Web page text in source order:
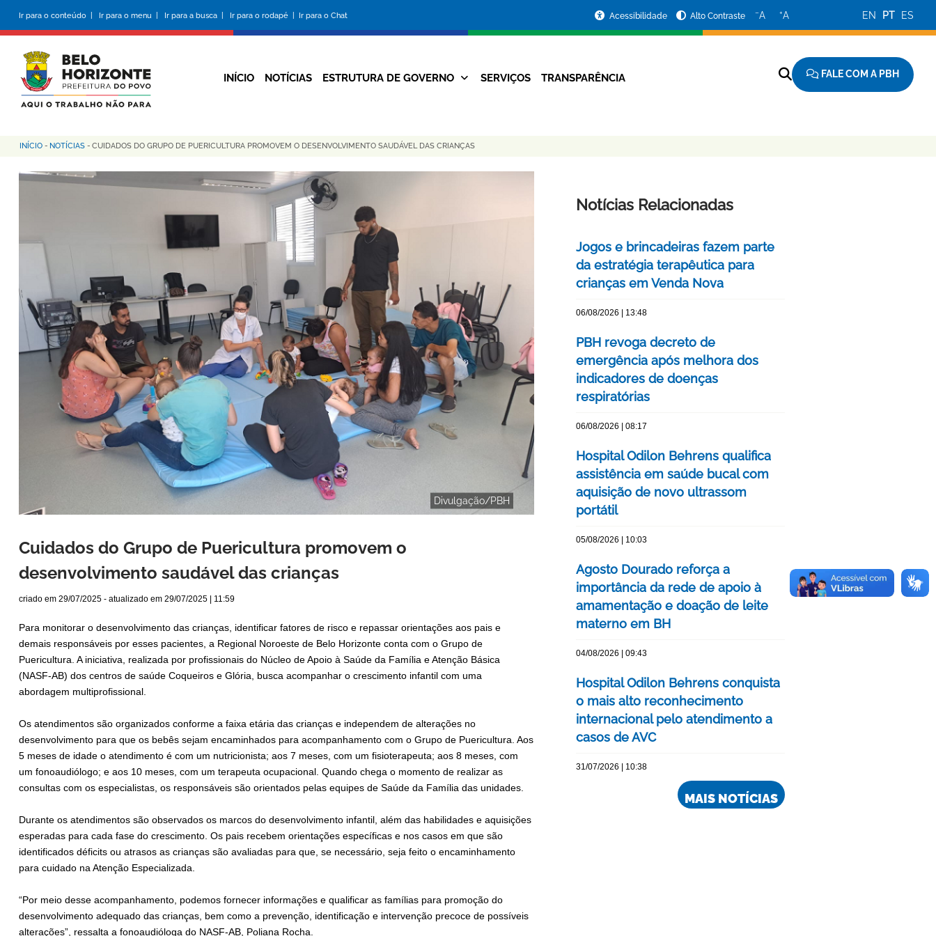
conteúdo
principal
Ir para o conteúdo | Ir para o menu | Ir para a busca | Ir para o rodapé | Ir para o Chat
da
Prefeitura
Acessibilidade Alto Contraste −A +A EN PT ES
Navegação
INÍCIO NOTÍCIAS ESTRUTURA DE GOVERNO SERVIÇOS TRANSPARÊNCIA FALE COM A PBH
Trilha
de
INÍCIO - NOTÍCIAS - CUIDADOS DO GRUPO DE PUERICULTURA PROMOVEM O DESENVOLVIMENTO SAUDÁVEL DAS CRIANÇAS
Divulgação/PBH
Cuidados do Grupo de Puericultura promovem o
desenvolvimento saudável das crianças
criado em 29/07/2025 - atualizado em 29/07/2025 | 11:59
Para monitorar o desenvolvimento das crianças, identificar fatores de risco e repassar orientações aos pais e
demais responsáveis por esses pacientes, a Regional Noroeste de Belo Horizonte conta com o Grupo de
Puericultura. A iniciativa, realizada por profissionais do Núcleo de Apoio à Saúde da Família e Atenção Básica
(NASF-AB) dos centros de saúde Coqueiros e Glória, busca acompanhar o crescimento infantil com uma
abordagem multiprofissional.
Os atendimentos são organizados conforme a faixa etária das crianças e independem de alterações no
desenvolvimento para que os bebês sejam encaminhados para acompanhamento com o Grupo de Puericultura. Aos
5 meses de idade o atendimento é com um nutricionista; aos 7 meses, com um fisioterapeuta; aos 8 meses, com
um fonoaudiólogo; e aos 10 meses, com um terapeuta ocupacional. Quando chega o momento de realizar as
consultas com os especialistas, os responsáveis são orientados pelas equipes de Saúde da Família das unidades.
Durante os atendimentos são observados os marcos do desenvolvimento infantil, além das habilidades e aquisições
esperadas para cada fase do crescimento. Os pais recebem orientações específicas e nos casos em que são
identificados déficits ou atrasos as crianças são avaliadas para que, se necessário, seja feito o encaminhamento
para cuidado na Atenção Especializada.
“Por meio desse acompanhamento, podemos fornecer informações e qualificar as famílias para promoção do
desenvolvimento adequado das crianças, bem como a prevenção, identificação e intervenção precoce de possíveis
alterações”, ressalta a fonoaudióloga do NASF-AB, Poliana Rocha.
Notícias Relacionadas
Jogos e brincadeiras fazem parte
da estratégia terapêutica para
crianças em Venda Nova
06/08/2026 | 13:48
PBH revoga decreto de
emergência após melhora dos
indicadores de doenças
respiratórias
06/08/2026 | 08:17
Hospital Odilon Behrens qualifica
assistência em saúde bucal com
aquisição de novo ultrassom
portátil
05/08/2026 | 10:03
Agosto Dourado reforça a
importância da rede de apoio à
amamentação e doação de leite
materno em BH
04/08/2026 | 09:43
Hospital Odilon Behrens conquista
o mais alto reconhecimento
internacional pelo atendimento a
casos de AVC
31/07/2026 | 10:38
MAIS NOTÍCIAS